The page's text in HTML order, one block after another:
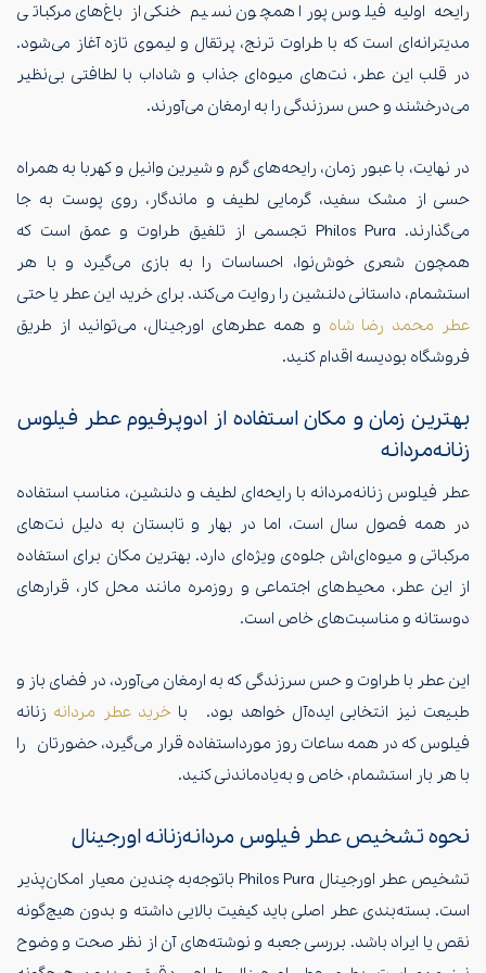
رایحه‌ اولیه‌ فیلوس پورا همچون نسیم خنکی از باغ‌های مرکباتی
مدیترانه‌ای است که با طراوت ترنج، پرتقال و لیموی تازه آغاز می‌شود.
در قلب این عطر، نت‌های میوه‌ای جذاب و شاداب با لطافتی بی‌نظیر
می‌درخشند و حس سرزندگی را به ارمغان می‌آورند.
در نهایت، با عبور زمان، رایحه‌های گرم و شیرین وانیل و کهربا به همراه
حسی از مشک سفید، گرمایی لطیف و ماندگار، روی پوست به جا
می‌گذارند. Philos Pura تجسمی از تلفیق طراوت و عمق است که
همچون شعری خوش‌نوا، احساسات را به بازی می‌گیرد و با هر
استشمام، داستانی دلنشین را روایت می‌کند. برای خرید این عطر یا حتی
عطر محمد رضا شاه و همه عطرهای اورجینال، می‌توانید از طریق
فروشگاه بودیسه اقدام کنید.
بهترین زمان و مکان استفاده از ادوپرفیوم عطر فیلوس
زنانه‌مردانه
عطر فیلوس زنانه‌مردانه با رایحه‌ای لطیف و دلنشین، مناسب استفاده
در همه فصول سال است، اما در بهار و تابستان به دلیل نت‌های
مرکباتی و میوه‌ای‌اش جلوه‌ی ویژه‌ای دارد. بهترین مکان برای استفاده
از این عطر، محیط‌های اجتماعی و روزمره مانند محل کار، قرارهای
دوستانه و مناسبت‌های خاص است.
این عطر با طراوت و حس سرزندگی که به ارمغان می‌آورد، در فضای باز و
طبیعت نیز انتخابی ایده‌آل خواهد بود. با خرید عطر مردانه زنانه
فیلوس که در همه ساعات روز مورد‌استفاده قرار می‌گیرد، حضورتان را
با هر بار استشمام، خاص و به‌یادماندنی کنید.
نحوه تشخیص عطر فیلوس مردانه‌زنانه‌ اورجینال
تشخیص عطر اورجینال Philos Pura با‌توجه‌به چندین معیار امکان‌پذیر
است. بسته‌بندی عطر اصلی باید کیفیت بالایی داشته و بدون هیچ‌گونه
نقص یا ایراد باشد. بررسی جعبه و نوشته‌های آن از نظر صحت و وضوح